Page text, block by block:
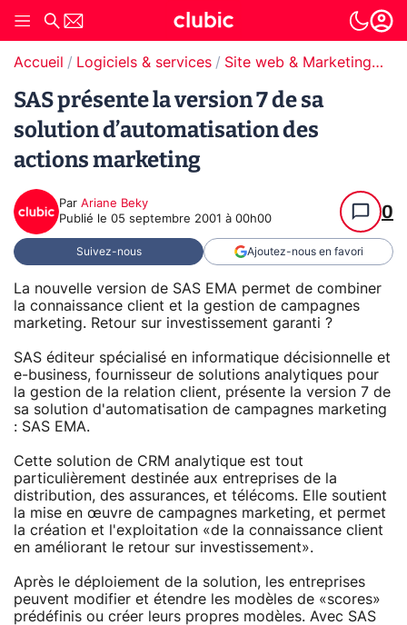
Accueil Logiciels & services Site web & Marketing Digital
SAS présente la version 7 de sa
solution d’automatisation des
actions marketing
Par Ariane Beky
Publié le 05 septembre 2001 à 00h00 0
Suivez-nous Ajoutez-nous en favori
La nouvelle version de SAS EMA permet de combiner
la connaissance client et la gestion de campagnes
marketing. Retour sur investissement garanti ?
SAS éditeur spécialisé en informatique décisionnelle et
e-business, fournisseur de solutions analytiques pour
la gestion de la relation client, présente la version 7 de
sa solution d'automatisation de campagnes marketing
: SAS EMA.
Cette solution de CRM analytique est tout
particulièrement destinée aux entreprises de la
distribution, des assurances, et télécoms. Elle soutient
la mise en œuvre de campagnes marketing, et permet
la création et l'exploitation «de la connaissance client
en améliorant le retour sur investissement».
Après le déploiement de la solution, les entreprises
peuvent modifier et étendre les modèles de «scores»
prédéfinis ou créer leurs propres modèles. Avec SAS